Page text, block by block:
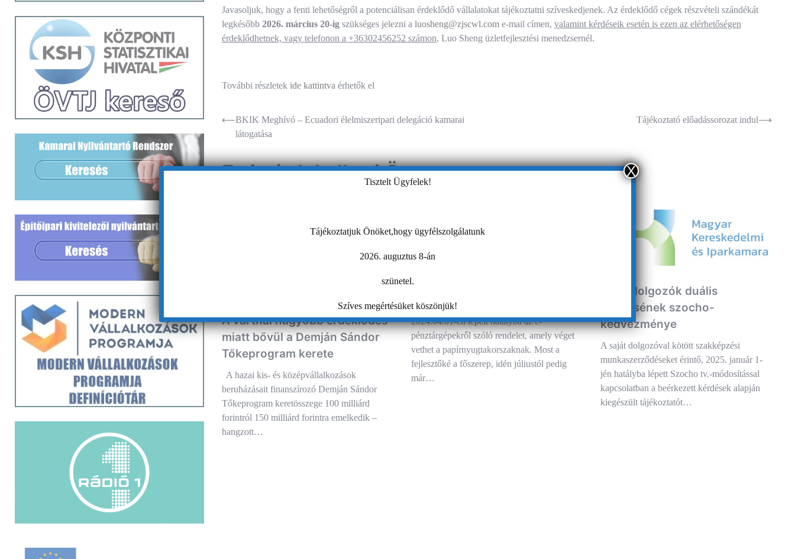
Javasoljuk, hogy a fenti lehetőségről a potenciálisan érdeklődő vállalatokat tájékoztatni szíveskedjenek. Az érdeklődő cégek részvételi szándékát
legkésőbb 2026. március 20-igszükséges jelezni a luosheng@zjscwl.come-mail címen, valamint kérdéseik esetén is ezen az elérhetőségen
érdeklődhetnek, vagy telefonon a +36302456252 számon, Luo Sheng üzletfejlesztési menedzsernél.
További részletek ide kattintva érhetők el
Bejegyzés
navigáció
⟵BKIK Meghívó – Ecuadori élelmiszeripari delegáció kamarai
látogatása
Tájékoztató előadássorozat indul⟶
Ez is érdekelheti Önt:
A vártnál nagyobb érdeklődés
miatt bővül a Demján Sándor
Tőkeprogram kerete
A hazai kis- és középvállalkozások
beruházásait finanszírozó Demján Sándor
Tőkeprogram keretösszege 100 milliárd
forintról 150 milliárd forintra emelkedik –
hangzott…
2024.04.01-én lépett hatályba
a rendelet
2024.04.01-én lépett hatályba az e-
pénztárgépekről szóló rendelet, amely véget
vethet a papírnyugtakorszaknak. Most a
fejlesztőké a főszerep, idén júliustól pedig
már…
Saját dolgozók duális
képzésének szocho-
kedvezménye
A saját dolgozóval kötött szakképzési
munkaszerződéseket érintő, 2025. január 1-
jén hatályba lépett Szocho tv.-módosítással
kapcsolatban a beérkezett kérdések alapján
kiegészült tájékoztatót…
Tisztelt Ügyfelek!
Tájékoztatjuk Önöket,hogy ügyfélszolgálatunk
2026. auguztus 8-án
szünetel.
Szíves megértésüket köszönjük!
X